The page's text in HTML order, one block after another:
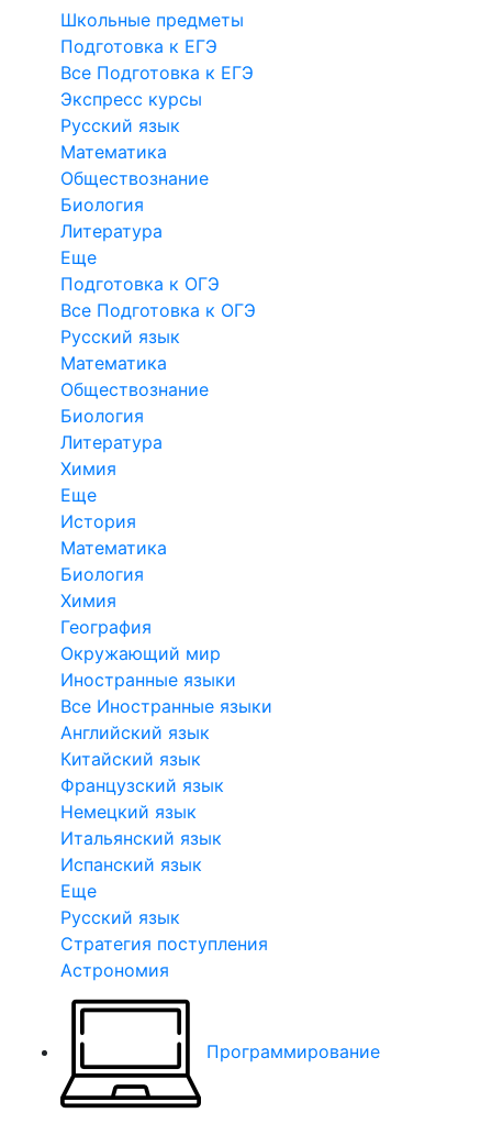
Школьные предметы
Подготовка к ЕГЭ
Все Подготовка к ЕГЭ
Экспресс курсы
Русский язык
Математика
Обществознание
Биология
Литература
Еще
Подготовка к ОГЭ
Все Подготовка к ОГЭ
Русский язык
Математика
Обществознание
Биология
Литература
Химия
Еще
История
Математика
Биология
Химия
География
Окружающий мир
Иностранные языки
Все Иностранные языки
Английский язык
Китайский язык
Французский язык
Немецкий язык
Итальянский язык
Испанский язык
Еще
Русский язык
Стратегия поступления
Астрономия
Программирование